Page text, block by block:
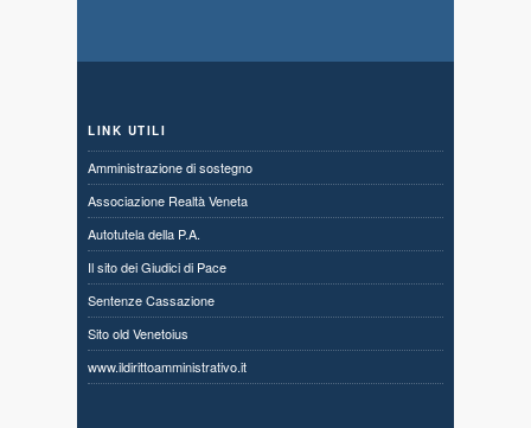
LINK UTILI
Amministrazione di sostegno
Associazione Realtà Veneta
Autotutela della P.A.
Il sito dei Giudici di Pace
Sentenze Cassazione
Sito old Venetoius
www.ildirittoamministrativo.it